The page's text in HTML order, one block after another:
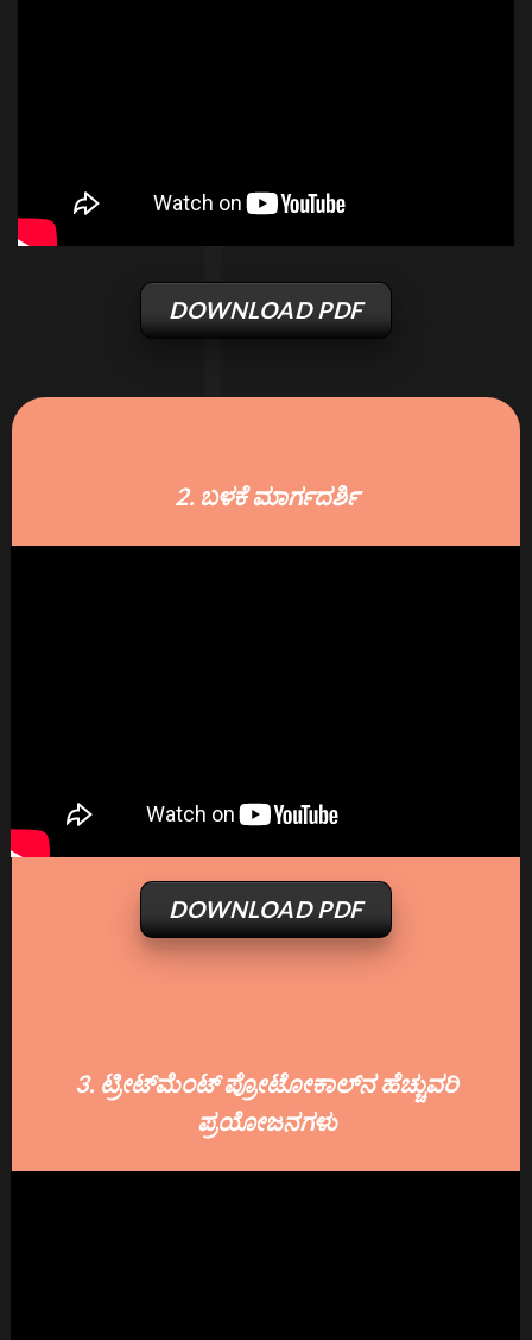
DOWNLOAD PDF
2. ಬಳಕೆ ಮಾರ್ಗದರ್ಶಿ
DOWNLOAD PDF
3. ಟ್ರೀಟ್‌ಮೆಂಟ್ ಪ್ರೋಟೋಕಾಲ್‌ನ ಹೆಚ್ಚುವರಿ
ಪ್ರಯೋಜನಗಳು